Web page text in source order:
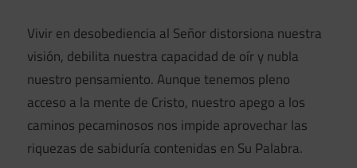
Vivir en desobediencia al Señor distorsiona nuestra
visión, debilita nuestra capacidad de oír y nubla
nuestro pensamiento. Aunque tenemos pleno
acceso a la mente de Cristo, nuestro apego a los
caminos pecaminosos nos impide aprovechar las
riquezas de sabiduría contenidas en Su Palabra.